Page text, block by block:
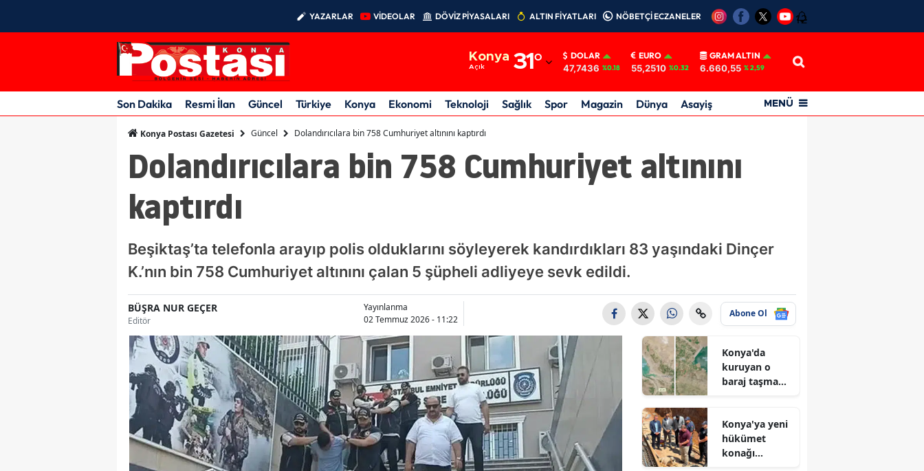
YAZARLAR VİDEOLAR DÖVİZ PİYASALARI ALTIN FİYATLARI NÖBETÇİ ECZANELER 12
Konya
Açık 31°
Adıyaman
Afyonkarahisar
Ankara
Aydın
Balıkesir
Bingöl
Bitlis
Bolu
Burdur
Bursa
DOLAR
47,7436 %0.18
EURO
55,2510 %0.32
GRAM ALTIN
6.660,55 % 2,59
Son Dakika Resmi İlan Güncel Türkiye Konya Ekonomi Teknoloji Sağlık Spor Magazin Dünya Asayiş MENÜ
Konya Postası Gazetesi Güncel Dolandırıcılara bin 758 Cumhuriyet altınını kaptırdı
Dolandırıcılara bin 758 Cumhuriyet altınını
kaptırdı
Beşiktaş’ta telefonla arayıp polis olduklarını söyleyerek kandırdıkları 83 yaşındaki Dinçer
K.’nın bin 758 Cumhuriyet altınını çalan 5 şüpheli adliyeye sevk edildi.
BÜŞRA NUR GEÇER
Editör
Yayınlanma
02 Temmuz 2026 - 11:22
Abone Ol
Konya'da
kuruyan o
baraj taşma
Konya'ya yeni
hükümet
konağı